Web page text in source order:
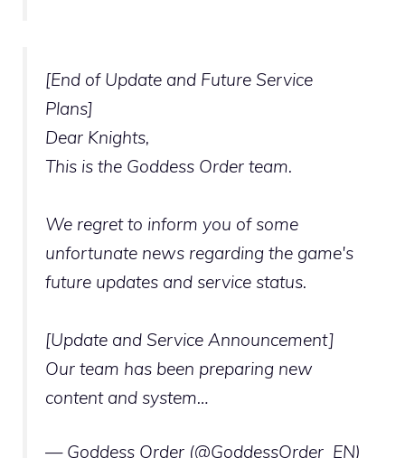
[End of Update and Future Service
Plans]
Dear Knights,
This is the Goddess Order team.
We regret to inform you of some
unfortunate news regarding the game's
future updates and service status.
[Update and Service Announcement]
Our team has been preparing new
content and system…
— Goddess Order (@GoddessOrder_EN)